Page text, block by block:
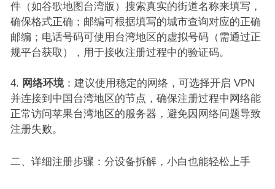
件（如谷歌地图台湾版）搜索真实的街道名称来填写，
确保格式正确；邮编可根据填写的城市查询对应的正确
邮编；电话号码可使用台湾地区的虚拟号码（需通过正
规平台获取），用于接收注册过程中的验证码。​
网络环境：建议使用稳定的网络，可选择开启 VPN
并连接到中国台湾地区的节点，确保注册过程中网络能
正常访问苹果台湾地区的服务器，避免因网络问题导致
注册失败。​
二、详细注册步骤：分设备拆解，小白也能轻松上手​